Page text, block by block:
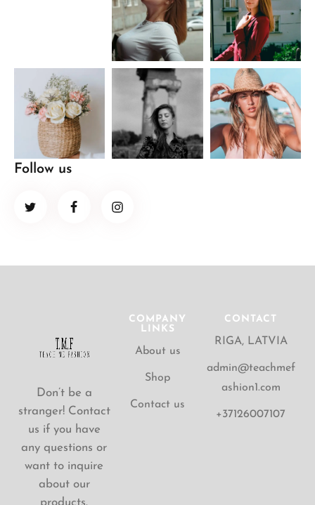
Follow us
Don’t be a
stranger! Contact
us if you have
any questions or
want to inquire
about our
COMPANY
LINKS
About us
Shop
Contact us
CONTACT
RIGA, LATVIA
admin@teachmef
ashion1.com
+37126007107